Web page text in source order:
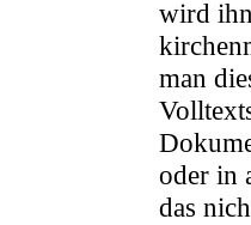
wird
man
oder in
das